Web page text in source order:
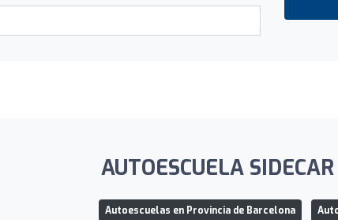
AUTOESCUELA
Autoescuelas en Provincia de Barcelona